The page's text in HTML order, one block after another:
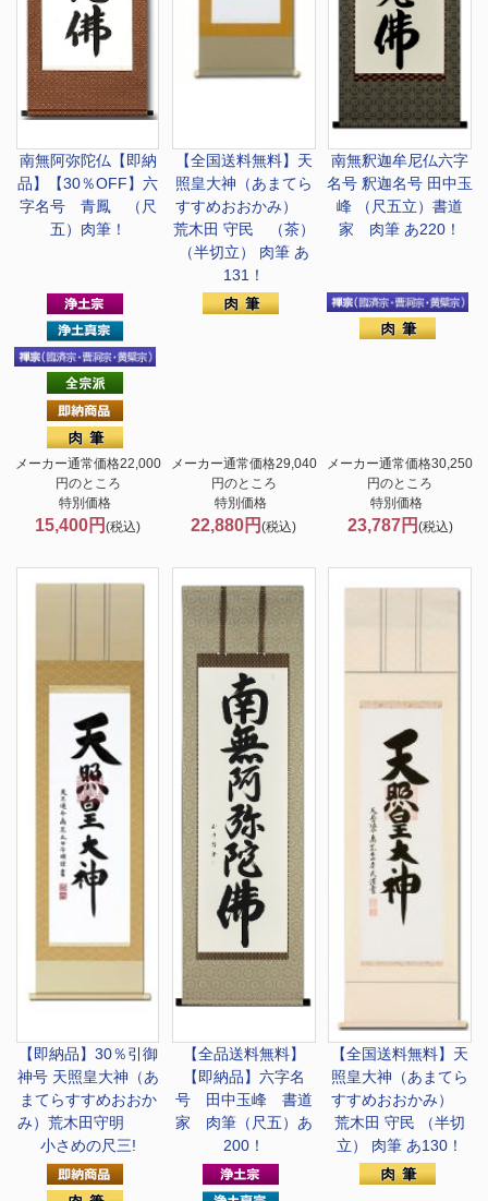
南無阿弥陀仏 【即納
品】【30％OFF】六
字名号 青鳳 （尺
五）肉筆！
メーカー通常価格22,000
円のところ
特別価格
15,400円(税込)
【全国送料無料】 天
照皇大神（あまてら
すすめおおかみ）
荒木田 守民 （茶）
（半切立） 肉筆 あ
131！
メーカー通常価格29,040
円のところ
特別価格
22,880円(税込)
南無釈迦牟尼仏六字
名号 釈迦名号 田中玉
峰 （尺五立）書道
家 肉筆 あ220！
メーカー通常価格30,250
円のところ
特別価格
23,787円 (税込)
【即納品】30％引御
神号 天照皇大神（あ
まてらすすめおおか
み）荒木田守明
小さめの尺三!
【全品送料無料】
【即納品】六字名
号 田中玉峰 書道
家 肉筆（尺五）あ
200！
【全国送料無料】 天
照皇大神（あまてら
すすめおおかみ）
荒木田 守民 （半切
立） 肉筆 あ130！